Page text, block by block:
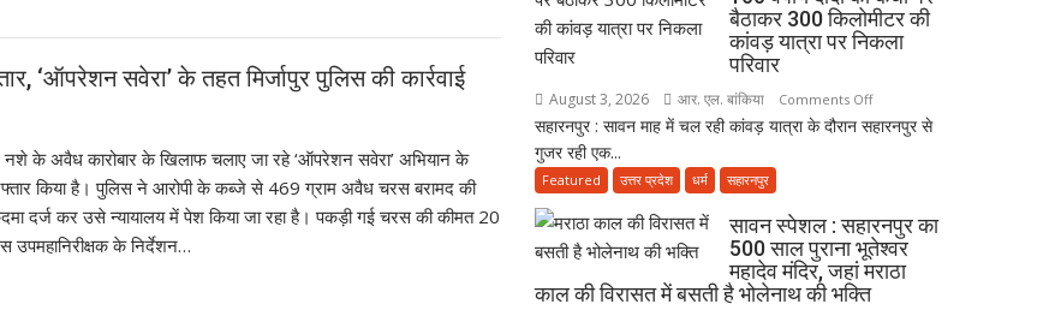
‘ऑपरेशन सवेरा’ के तहत मिर्जापुर पुलिस की कार्रवाई
के अवैध कारोबार के खिलाफ चलाए जा रहे ‘ऑपरेशन सवेरा’ अभियान के
किया है। पुलिस ने आरोपी के कब्जे से 469 ग्राम अवैध चरस बरामद की
दर्ज कर उसे न्यायालय में पेश किया जा रहा है। पकड़ी गई चरस की कीमत 20
के निर्देशन…
निकला
परिवार,
उठाया
पिता
की
सेवा
बैठाकर 300 किलोमीटर की
कांवड़ यात्रा पर निकला
परिवार
August 3, 2026 आर. एल. बांकिया Comments Offon
श्रवण
:
100
वर्षीय
सहारनपुर : सावन माह में चल रही कांवड़ यात्रा के दौरान सहारनपुर से
गुजर रही एक...
Featured उत्तर प्रदेश धर्म सहारनपुर
सावन स्पेशल : सहारनपुर का
500 साल पुराना भूतेश्वर
महादेव मंदिर, जहां मराठा
काल की विरासत में बसती है भोलेनाथ की भक्ति